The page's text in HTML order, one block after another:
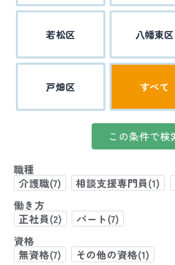
若松区 八幡東区
戸畑区 すべて
職種
介護職(7)
相談支援専門員(1)
働き方
正社員(2)
パート(7)
資格
無資格(7)
その他の資格(1)